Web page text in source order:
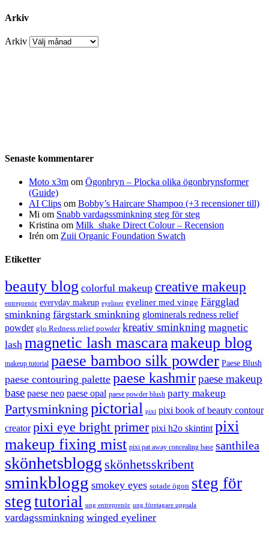
Arkiv
Arkiv
Senaste kommentarer
Moto x3m om Ögonbryn – Plocka olika ögonbrynsformer
(Guide)
AI Clips om Bobby’s Haircare Shampoo (+3 recensioner till)
Mi om Snabb vardagssminkning steg för steg
Kristina om Milk_shake Direct Colour – Recension
Irén om Zuii Organic Foundation Swatch
Etiketter
beauty blog colorful makeup creative makeup
entreprenör everyday makeup eyeliner eyeliner med vinge Färgglad
sminkning färgstark sminkning glominerals redness relief
powder glo Redness relief powder kreativ sminkning magnetic
lash magnetic lash mascaramakeup blog
makeup tutorial paese bamboo silk powder Paese Blush
paese contouring palette paese kashmirpaese makeup
base paese neo paese opal paese powder blush party makeup
Partysminkning pictorial pixi pixi book of beauty contour
creator pixi eye bright primer pixi h2o skintint pixi
makeup fixing mist pixi pat away concealing base santhilea
skönhetsblogg skönhetsskribent
sminkblogg smokey eyes sotade ögon steg för
stegtutorial ung entreprenör ung företagare uppsala
vardagssminkning winged eyeliner